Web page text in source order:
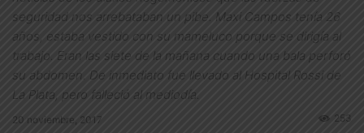
seguridad nos arrebataban un pibe. Maxi Campos tenía 26
años, estaba vestido con su mameluco porque se dirigía al
trabajo. Eran las siete de la mañana cuando una bala perforó
su abdomen. De inmediato fue llevado al Hospital Rossi de
La Plata, pero falleció al mediodía.
20 noviembre, 2017 253